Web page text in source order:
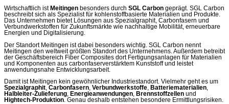
Wirtschaftlich ist Meitingen besonders durch SGL Carbon geprägt. SGL Carbon
beschreibt sich als Spezialist für kohlenstoffbasierte Materialien und Produkte.
Das Unternehmen bietet Lösungen aus Spezialgraphit, Carbonfasern und
Verbundwerkstoffen für Zukunftsmärkte wie nachhaltige Mobilität, erneuerbare
Energien und Digitalisierung.
Der Standort Meitingen ist dabei besonders wichtig. SGL Carbon nennt
Meitingen den weltweit größten Standort des Unternehmens. Außerdem betreibt
der Geschäftsbereich Fiber Composites dort Fertigungsanlagen für Materialien
und Komponenten aus carbonfaserverstärktem Kunststoff und leistet
anwendungsnahe Entwicklungsarbeit.
Damit ist Meitingen kein gewöhnlicher Industriestandort. Vielmehr geht es um
Spezialgraphit Carbonfasern Verbundwerkstoffe Batteriematerialien
Halbleiter-Zulieferung
Energieanwendungen Brennstoffzellen und
Hightech-Produktion . Genau deshalb entstehen besondere Ermittlungsrisiken.